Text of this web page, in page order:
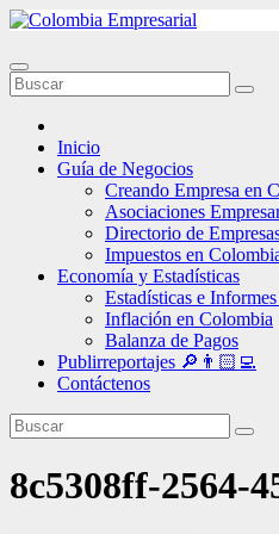
Ir
contenido
Inicio
Guía de Negocios
Creando Empresa en
Asociaciones
Directorio de
Impuestos en
Economía y Estadísticas
Estadísticas e
Inflación en Colombia
Balanza de Pagos
Publirreportajes 🔎👨🏻‍💻
Contáctenos
8c5308ff-2564-